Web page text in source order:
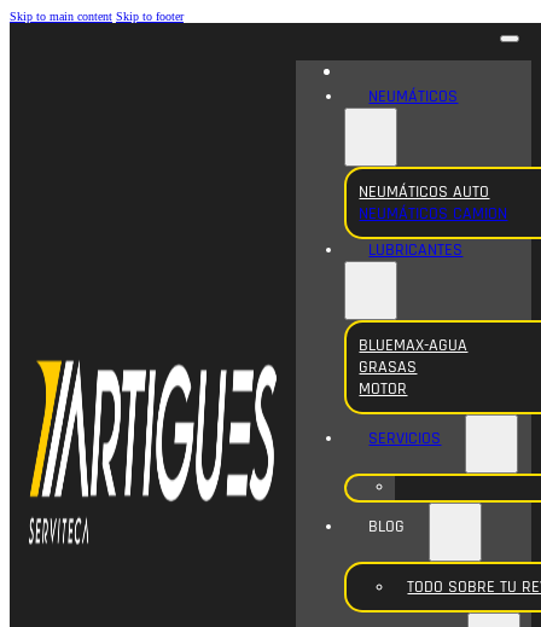
Skip to main content Skip to footer
NEUMÁTICOS
NEUMÁTICOS AUTO
NEUMÁTICOS CAMION
LUBRICANTES
BLUEMAX-AGUA
GRASAS
MOTOR
SERVICIOS
BLOG
TODO SOBRE TU